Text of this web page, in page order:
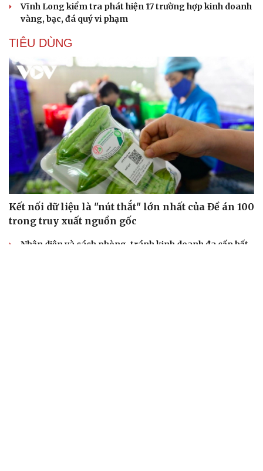
Vĩnh Long kiểm tra phát hiện 17 trường hợp kinh doanh
vàng, bạc, đá quý vi phạm
TIÊU DÙNG
Kết nối dữ liệu là "nút thắt" lớn nhất của Đề án 100
trong truy xuất nguồn gốc
Nhận diện và cách phòng, tránh kinh doanh đa cấp bất